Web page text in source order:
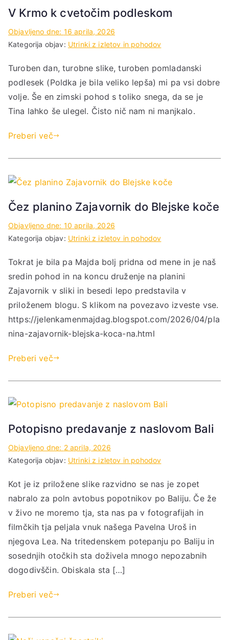
V Krmo k cvetočim podleskom
Objavljeno dne: 16 aprila, 2026
Kategorija objav: Utrinki z izletov in pohodov
Turoben dan, turobne slike, turoben pomladanski
podlesek (Poldka je bila veliko lepša) mi pa vsi dobre
volje. Še en zimski pohod s toliko snega, da se je
Tina lahko še ulegel. Čisto nič nam ni manjkalo.
Preberi več
Čez planino Zajavornik do Blejske koče
Objavljeno dne: 10 aprila, 2026
Kategorija objav: Utrinki z izletov in pohodov
Tokrat je bila pa Majda bolj pridna od mene in je naš
sredin pohod in na koncu druženje na planini
Zajavornik v sliki in besedi lepo predstavila v
priloženem blogu. S klikom na povezavo izveste vse.
https://jelenkamenmajdag.blogspot.com/2026/04/pla
nina-zajavornik-blejska-koca-na.html
Preberi več
Potopisno predavanje z naslovom Bali
Objavljeno dne: 2 aprila, 2026
Kategorija objav: Utrinki z izletov in pohodov
Kot je iz priložene slike razvidno se nas je zopet
nabralo za poln avtobus popotnikov po Baliju. Če že
v živo ne moremo tja, sta nas pa v fotografijah in
filmčkih tja peljala vnuk našega Pavelna Uroš in
njegova Lea. Na tritedenskem potepanju po Baliju in
sosednjih otočkih sta doživela mnogo nepozabnih
dogodivščin. Obiskala sta […]
Preberi več